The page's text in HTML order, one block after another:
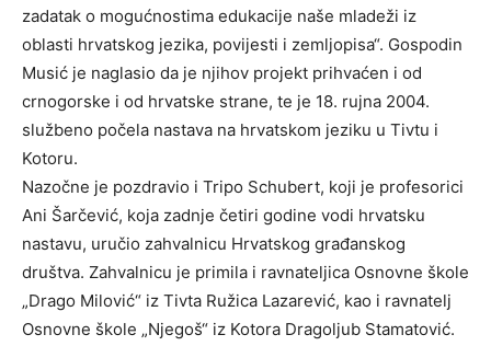
zadatak o mogućnostima edukacije naše mladeži iz
oblasti hrvatskog jezika, povijesti i zemljopisa“. Gospodin
Musić je naglasio da je njihov projekt prihvaćen i od
crnogorske i od hrvatske strane, te je 18. rujna 2004.
službeno počela nastava na hrvatskom jeziku u Tivtu i
Kotoru.
Nazočne je pozdravio i Tripo Schubert, koji je profesorici
Ani Šarčević, koja zadnje četiri godine vodi hrvatsku
nastavu, uručio zahvalnicu Hrvatskog građanskog
društva. Zahvalnicu je primila i ravnateljica Osnovne škole
„Drago Milović“ iz Tivta Ružica Lazarević, kao i ravnatelj
Osnovne škole „Njegoš“ iz Kotora Dragoljub Stamatović.